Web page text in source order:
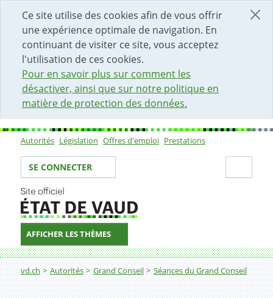
Ce site utilise des cookies afin de vous offrir
une expérience optimale de navigation. En
continuant de visiter ce site, vous acceptez
l'utilisation de ces cookies.
Pour en savoir plus sur comment les
désactiver, ainsi que sur notre politique en
matière de protection des données.
DÉBUT DU CONTENU DE LA PAGE
ACCÈS AU CHAMP DE RECHERCHE
PAGE D'ACCUEIL
FORMULAIRE DE CONTACT
Sous-navigation
Autorités Législation Offres d'emploi Prestations
Votre identité
SE CONNECTER
AFFICHER LES THÈMES
Fil d'Ariane
vd.ch Autorités Grand Conseil Séances du Grand Conseil